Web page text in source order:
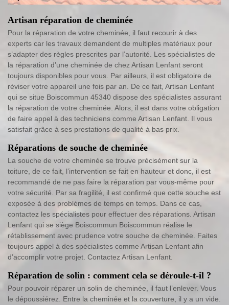
Artisan réparation de cheminée
Pour la réparation de votre cheminée, il faut recourir à des
experts car les travaux demandent de multiples matériaux pour
s’adapter des règles prescrites par l’autorité. Les spécialistes de
la réparation d’une cheminée de chez Artisan Lenfant seront
toujours disponibles pour vous. Par ailleurs, il est obligatoire de
réviser votre appareil une fois par an. De ce fait, Artisan Lenfant
qui se situe Boiscommun 45340 dispose des spécialistes assurant
la réparation de votre cheminée. Alors, il est dans votre obligation
de faire appel à des techniciens comme Artisan Lenfant. Il vous
satisfait grâce à ses prestations de qualité à bas prix.
Réparations de souche de cheminée
La souche de votre cheminée se trouve précisément sur la
toiture, de ce fait, l’intervention se fait en hauteur et donc, il est
recommandé de ne pas faire la réparation par vous-même pour
votre sécurité. Par sa fragilité, il est confirmé que cette souche est
exposée à des problèmes de temps en temps. Dans ce cas,
contactez les spécialistes pour effectuer des réparations. Artisan
Lenfant qui se siège Boiscommun Boiscommun réalise le
rétablissement avec prudence votre souche de cheminée. Faites
toujours appel à des spécialistes comme Artisan Lenfant afin
d’accomplir votre projet. Contactez Artisan Lenfant.
Réparation de solin : comment cela se déroule-t-il ?
Pour pouvoir réparer un solin de cheminée, il faut l’enlever. Vous
le dépoussiérez. Entre la cheminée et la couverture, il y a un vide.